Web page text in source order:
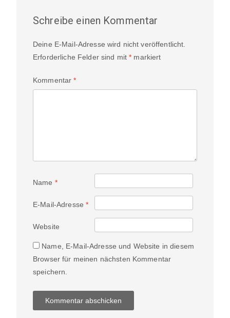
Schreibe einen Kommentar
Deine E-Mail-Adresse wird nicht veröffentlicht.
Erforderliche Felder sind mit* markiert
Kommentar*
Name *
E-Mail-Adresse*
Website
Name, E-Mail-Adresse und Website in diesem
Browser für meinen nächsten Kommentar
speichern.